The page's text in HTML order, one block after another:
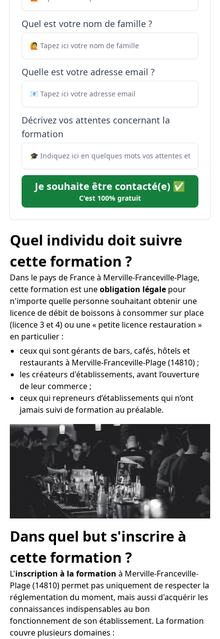
Quel est votre nom de famille ?
Quelle est votre adresse email ?
Décrivez vos attentes concernant la
formation
Je souhaite être contacté(e) ✅
C'est 100% gratuit
Quel individu doit suivre
cette formation ?
Dans le pays de France à Merville-Franceville-Plage,
cette formation est uneobligation légale pour
n'importe quelle personne souhaitant obtenir une
licence de débit de boissons à consommer sur place
(licence 3 et 4) ou une « petite licence restauration »
en particulier :
ceux qui sont gérants de bars, cafés, hôtels et
restaurants à Merville-Franceville-Plage (14810) ;
les créateurs d'établissements, avant l’ouverture
de leur commerce ;
ceux qui repreneurs d’établissements qui n’ont
jamais suivi de formation au préalable.
Dans quel but s'inscrire à
cette formation ?
L'inscription à la formation à Merville-Franceville-
Plage (14810) permet pas uniquement de respecter la
réglementation du moment, mais aussi d'acquérir les
connaissances indispensables au bon
fonctionnement de son établissement. La formation
couvre plusieurs domaines :